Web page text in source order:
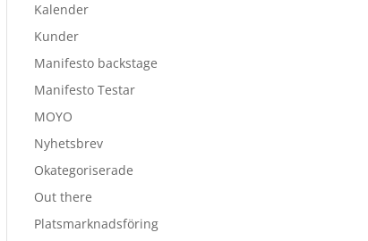
Kalender
Kunder
Manifesto backstage
Manifesto Testar
MOYO
Nyhetsbrev
Okategoriserade
Out there
Platsmarknadsföring